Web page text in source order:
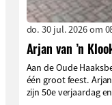
do. 30 jul. 2026 om
Arjan van ’n
Aan de Oude
één groot feest.
zijn 50e verjaardag